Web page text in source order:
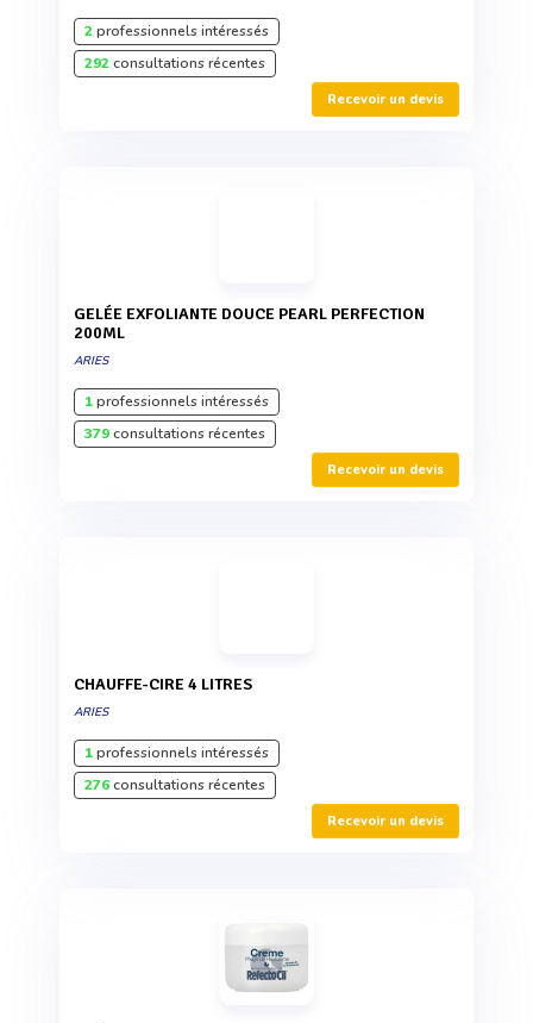
2professionnels intéressés
292consultations récentes
Recevoir un devis
GELÉE EXFOLIANTE DOUCE PEARL PERFECTION
200ML
ARIES
1professionnels intéressés
379consultations récentes
Recevoir un devis
CHAUFFE-CIRE 4 LITRES
ARIES
1professionnels intéressés
276consultations récentes
Recevoir un devis